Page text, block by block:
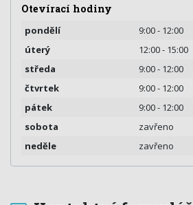
Otevírací hodiny
pondělí
9:00 - 12:00
úterý
12:00 - 15:00
středa
9:00 - 12:00
čtvrtek
9:00 - 12:00
pátek
9:00 - 12:00
sobota
zavřeno
neděle
zavřeno